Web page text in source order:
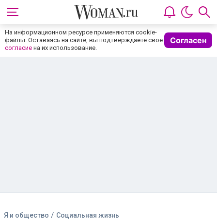
На информационном ресурсе применяются cookie-
файлы. Оставаясь на сайте, вы подтверждаете свое
согласие на их использование.
Согласен
Я и общество / Социальная жизнь